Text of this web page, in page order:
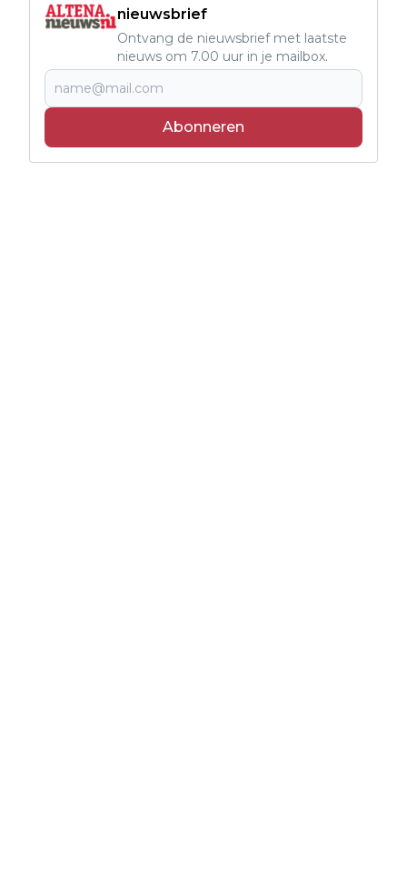
nieuwsbrief
Ontvang de nieuwsbrief met laatste
nieuws om 7.00 uur in je mailbox.
Abonneren